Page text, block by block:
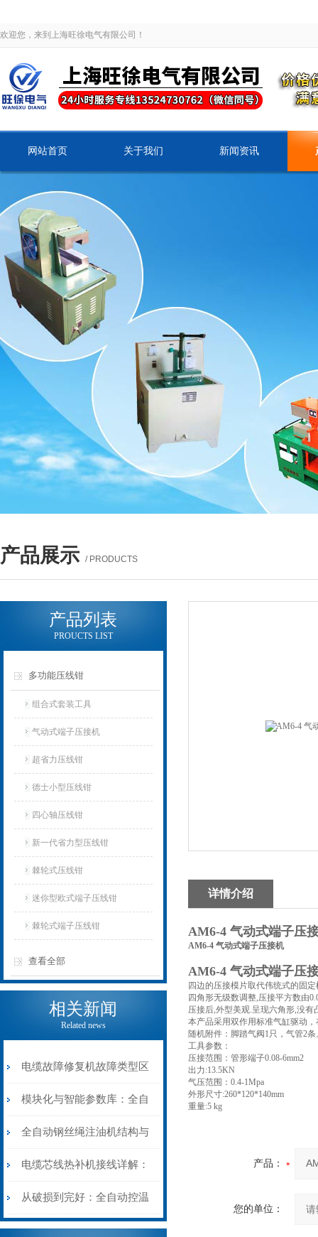
欢迎您，来到上海旺徐电气有限公司！
网站首页 关于我们 新闻资讯
产品展示 / PRODUCTS
产品列表
PROUCTS LIST
多功能压线钳
组合式套装工具
气动式端子压接机
超省力压线钳
德士小型压线钳
四心轴压线钳
新一代省力型压线钳
棘轮式压线钳
迷你型欧式端子压线钳
棘轮式端子压线钳
查看全部
相关新闻
Related news
电缆故障修复机故障类型区
分指南：从“绝缘电
阻”到“波形特征”的精准诊
断逻辑
模块化与智能参数库：全自
动电缆修复机的快速换型逻
辑
全自动钢丝绳注油机结构与
工作原理：揭秘高效润滑的
机械密码
电缆芯线热补机接线详解：
从入门到精通
从破损到完好：全自动控温
电缆热补机的核心价值
详情介绍
AM6-4 气动式端子压
AM6-4 气动式端子压接机
AM6-4 气动式端子压
四边的压接模片取代伟统式的固
四角形无级数调整,压接平方数由
压接后,外型美观.呈现六角形,没
本产品采用双作用标准气缸驱动
随机附件：脚踏气阀1只，气管2条
工具参数：
压接范围：管形端子0.08-6mm2
出力:13.5KN
气压范围：0.4-1Mpa
外形尺寸:260*120*140mm
重量:5 kg
产品：
您的单位：